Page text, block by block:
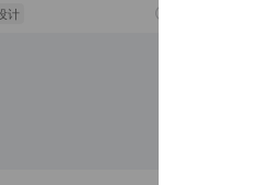
计